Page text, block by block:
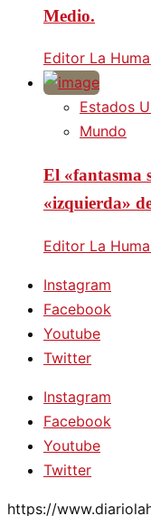
Medio.
Editor La
Estados
Mundo
El «fantasma
«izquierda»
Editor La
Instagram
Facebook
Youtube
Twitter
Instagram
Facebook
Youtube
Twitter
https://